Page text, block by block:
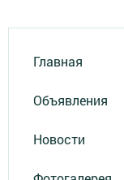
Главная
Объявления
Новости